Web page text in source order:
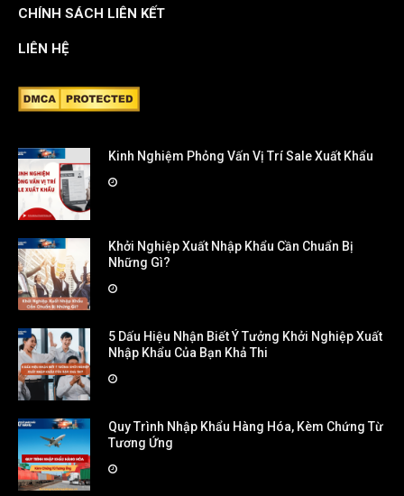
CHÍNH SÁCH LIÊN KẾT
LIÊN HỆ
Kinh Nghiệm Phỏng Vấn Vị Trí Sale Xuất Khẩu
Khởi Nghiệp Xuất Nhập Khẩu Cần Chuẩn Bị
Những Gì?
5 Dấu Hiệu Nhận Biết Ý Tưởng Khởi Nghiệp Xuất
Nhập Khẩu Của Bạn Khả Thi
Quy Trình Nhập Khẩu Hàng Hóa, Kèm Chứng Từ
Tương Ứng